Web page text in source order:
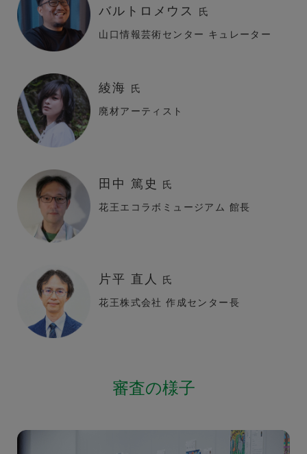
バルトロメウス
氏
山口情報芸術センター キュレーター
綾海 氏
廃材アーティスト
田中 篤史 氏
花王エコラボミュージアム 館長
片平 直人 氏
花王株式会社 作成センター長
審査の様子